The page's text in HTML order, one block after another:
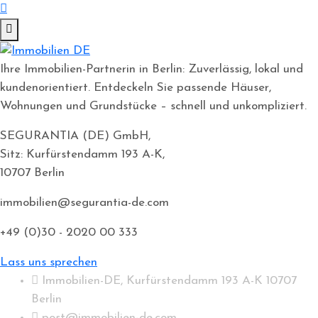
Ihre Immobilien-Partnerin in Berlin: Zuverlässig, lokal und
kundenorientiert. Entdeckeln Sie passende Häuser,
Wohnungen und Grundstücke – schnell und unkompliziert.
SEGURANTIA (DE) GmbH,
Sitz: Kurfürstendamm 193 A-K,
10707 Berlin
immobilien@segurantia-de.com
+49 (0)30 - 2020 00 333
Lass uns sprechen
Immobilien-DE, Kurfürstendamm 193 A-K 10707
Berlin